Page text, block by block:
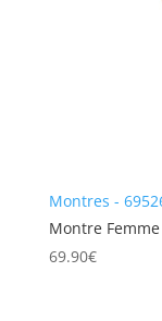
Montres -
Montre
69.90€